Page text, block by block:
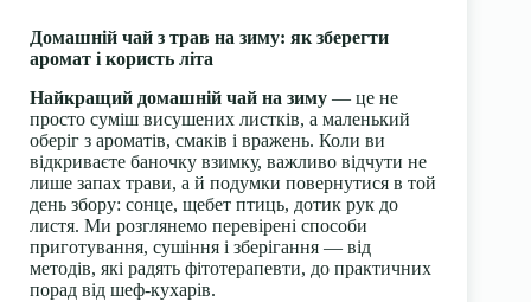
Домашній чай з трав на зиму: як зберегти
аромат і користь літа
Найкращий домашній чай на зиму — це не
просто суміш висушених листків, а маленький
оберіг з ароматів, смаків і вражень. Коли ви
відкриваєте баночку взимку, важливо відчути не
лише запах трави, а й подумки повернутися в той
день збору: сонце, щебет птиць, дотик рук до
листя. Ми розглянемо перевірені способи
приготування, сушіння і зберігання — від
методів, які радять фітотерапевти, до практичних
порад від шеф-кухарів.